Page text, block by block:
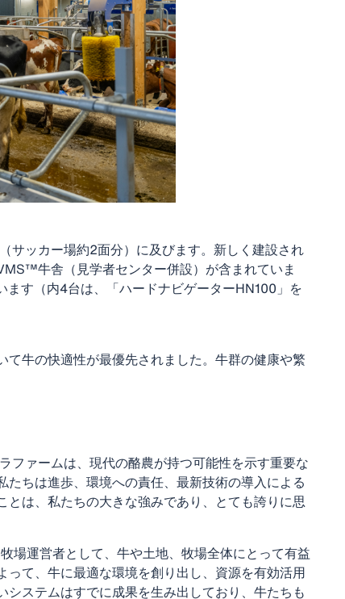
サッカー場約2面分）に及びます。新しく建設され
牛舎（見学者センター併設）が含まれていま
す（内4台は、「ハードナビゲーターHN100」を
牛の快適性が最優先されました。牛群の健康や繁
ファームは、現代の酪農が持つ可能性を示す重要な
ちは進歩、環境への責任、最新技術の導入による
は、私たちの大きな強みであり、とても誇りに思
場運営者として、牛や土地、牧場全体にとって有益
て、牛に最適な環境を創り出し、資源を有効活用
ステムはすでに成果を生み出しており、牛たちも